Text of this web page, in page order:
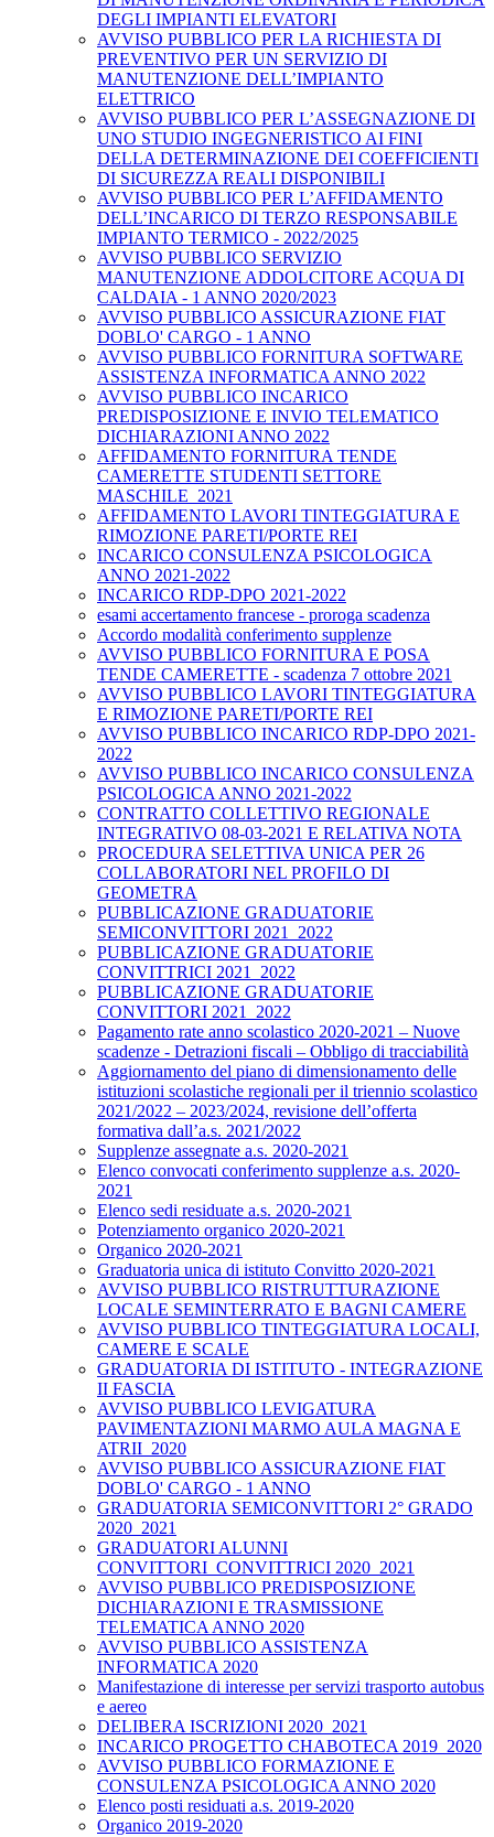
DEGLI IMPIANTI ELEVATORI
AVVISO PUBBLICO PER LA RICHIESTA DI
PREVENTIVO PER UN SERVIZIO DI
MANUTENZIONE DELL’IMPIANTO
ELETTRICO
AVVISO PUBBLICO PER L’ASSEGNAZIONE DI
UNO STUDIO INGEGNERISTICO AI FINI
DELLA DETERMINAZIONE DEI COEFFICIENTI
DI SICUREZZA REALI DISPONIBILI
AVVISO PUBBLICO PER L’AFFIDAMENTO
DELL’INCARICO DI TERZO RESPONSABILE
IMPIANTO TERMICO - 2022/2025
AVVISO PUBBLICO SERVIZIO
MANUTENZIONE ADDOLCITORE ACQUA DI
CALDAIA - 1 ANNO 2020/2023
AVVISO PUBBLICO ASSICURAZIONE FIAT
DOBLO' CARGO - 1 ANNO
AVVISO PUBBLICO FORNITURA SOFTWARE
ASSISTENZA INFORMATICA ANNO 2022
AVVISO PUBBLICO INCARICO
PREDISPOSIZIONE E INVIO TELEMATICO
DICHIARAZIONI ANNO 2022
AFFIDAMENTO FORNITURA TENDE
CAMERETTE STUDENTI SETTORE
MASCHILE_2021
AFFIDAMENTO LAVORI TINTEGGIATURA E
RIMOZIONE PARETI/PORTE REI
INCARICO CONSULENZA PSICOLOGICA
ANNO 2021-2022
INCARICO RDP-DPO 2021-2022
esami accertamento francese - proroga scadenza
Accordo modalità conferimento supplenze
AVVISO PUBBLICO FORNITURA E POSA
TENDE CAMERETTE - scadenza 7 ottobre 2021
AVVISO PUBBLICO LAVORI TINTEGGIATURA
E RIMOZIONE PARETI/PORTE REI
AVVISO PUBBLICO INCARICO RDP-DPO 2021-
2022
AVVISO PUBBLICO INCARICO CONSULENZA
PSICOLOGICA ANNO 2021-2022
CONTRATTO COLLETTIVO REGIONALE
INTEGRATIVO 08-03-2021 E RELATIVA NOTA
PROCEDURA SELETTIVA UNICA PER 26
COLLABORATORI NEL PROFILO DI
GEOMETRA
PUBBLICAZIONE GRADUATORIE
SEMICONVITTORI 2021_2022
PUBBLICAZIONE GRADUATORIE
CONVITTRICI 2021_2022
PUBBLICAZIONE GRADUATORIE
CONVITTORI 2021_2022
Pagamento rate anno scolastico 2020-2021 – Nuove
scadenze - Detrazioni fiscali – Obbligo di tracciabilità
Aggiornamento del piano di dimensionamento delle
istituzioni scolastiche regionali per il triennio scolastico
2021/2022 – 2023/2024, revisione dell’offerta
formativa dall’a.s. 2021/2022
Supplenze assegnate a.s. 2020-2021
Elenco convocati conferimento supplenze a.s. 2020-
2021
Elenco sedi residuate a.s. 2020-2021
Potenziamento organico 2020-2021
Organico 2020-2021
Graduatoria unica di istituto Convitto 2020-2021
AVVISO PUBBLICO RISTRUTTURAZIONE
LOCALE SEMINTERRATO E BAGNI CAMERE
AVVISO PUBBLICO TINTEGGIATURA LOCALI,
CAMERE E SCALE
GRADUATORIA DI ISTITUTO - INTEGRAZIONE
II FASCIA
AVVISO PUBBLICO LEVIGATURA
PAVIMENTAZIONI MARMO AULA MAGNA E
ATRII_2020
AVVISO PUBBLICO ASSICURAZIONE FIAT
DOBLO' CARGO - 1 ANNO
GRADUATORIA SEMICONVITTORI 2° GRADO
2020_2021
GRADUATORI ALUNNI
CONVITTORI_CONVITTRICI 2020_2021
AVVISO PUBBLICO PREDISPOSIZIONE
DICHIARAZIONI E TRASMISSIONE
TELEMATICA ANNO 2020
AVVISO PUBBLICO ASSISTENZA
INFORMATICA 2020
Manifestazione di interesse per servizi trasporto autobus
e aereo
DELIBERA ISCRIZIONI 2020_2021
INCARICO PROGETTO CHABOTECA 2019_2020
AVVISO PUBBLICO FORMAZIONE E
CONSULENZA PSICOLOGICA ANNO 2020
Elenco posti residuati a.s. 2019-2020
Organico 2019-2020